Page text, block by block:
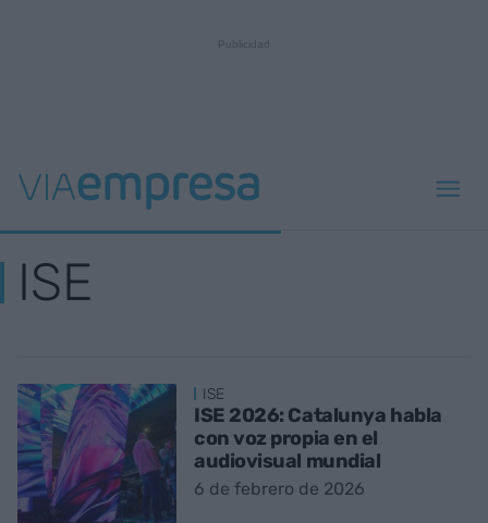
ISE
ISE
ISE 2026: Catalunya habla
con voz propia en el
audiovisual mundial
6 de febrero de 2026